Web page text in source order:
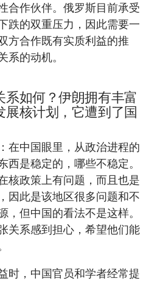
合作伙伴。俄罗斯目前承受
跌的双重压力，因此需要一
方合作既有实质利益的推
系的动机。
系如何？伊朗拥有丰富
展核计划，它遭到了国
在中国眼里，从政治进程的
西是稳定的，哪些不稳定。
核政策上有问题，而且也是
因此是该地区很多问题和不
，但中国的看法不是这样。
关系感到担心，希望他们能
时，中国官员和学者经常提